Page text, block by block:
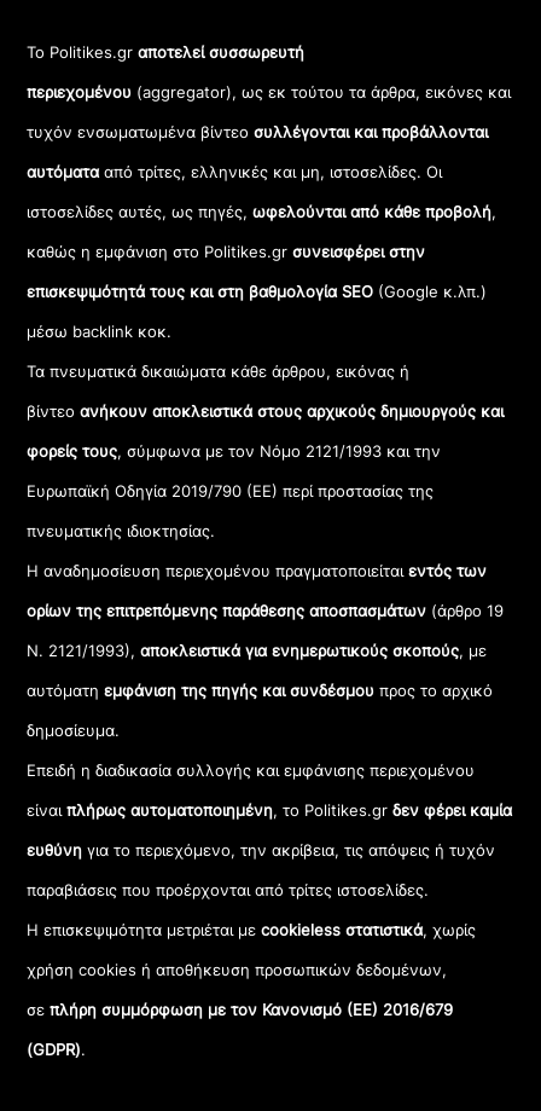
Το Politikes.grαποτελεί συσσωρευτή
περιεχομένου (aggregator), ως εκ τούτου τα άρθρα, εικόνες και
τυχόν ενσωματωμένα βίντεοσυλλέγονται και προβάλλονται
αυτόματααπό τρίτες, ελληνικές και μη, ιστοσελίδες. Οι
ιστοσελίδες αυτές, ως πηγές,ωφελούνται από κάθε προβολή,
καθώς η εμφάνιση στο Politikes.gr συνεισφέρει στην
επισκεψιμότητά τους και στη βαθμολογία SEO (Google κ.λπ.)
μέσω backlink κοκ.
Τα πνευματικά δικαιώματα κάθε άρθρου, εικόνας ή
βίντεοανήκουν αποκλειστικά στους αρχικούς δημιουργούς και
φορείς τους, σύμφωνα με τον Νόμο 2121/1993 και την
Ευρωπαϊκή Οδηγία 2019/790 (ΕΕ) περί προστασίας της
πνευματικής ιδιοκτησίας.
Η αναδημοσίευση περιεχομένου πραγματοποιείταιεντός των
ορίων της επιτρεπόμενης παράθεσης αποσπασμάτων (άρθρο 19
Ν. 2121/1993), αποκλειστικά για ενημερωτικούς σκοπούς, με
αυτόματηεμφάνιση της πηγής και συνδέσμου προς το αρχικό
δημοσίευμα.
Επειδή η διαδικασία συλλογής και εμφάνισης περιεχομένου
είναιπλήρως αυτοματοποιημένη, το Politikes.grδεν φέρει καμία
ευθύνη για το περιεχόμενο, την ακρίβεια, τις απόψεις ή τυχόν
παραβιάσεις που προέρχονται από τρίτες ιστοσελίδες.
Η επισκεψιμότητα μετριέται μεcookieless στατιστικά, χωρίς
χρήση cookies ή αποθήκευση προσωπικών δεδομένων,
σεπλήρη συμμόρφωση με τον Κανονισμό (ΕΕ) 2016/679
(GDPR).